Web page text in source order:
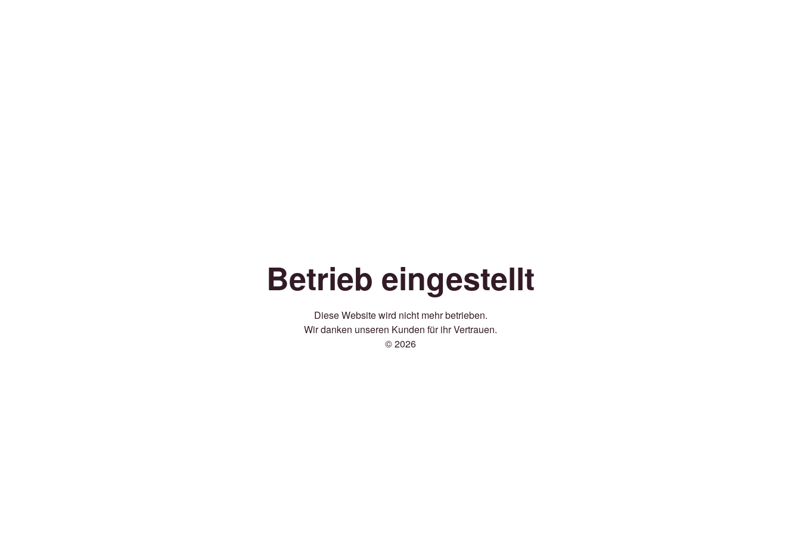
Betrieb eingestellt
Diese Website wird nicht mehr betrieben.
Wir danken unseren Kunden für ihr Vertrauen.
© 2026